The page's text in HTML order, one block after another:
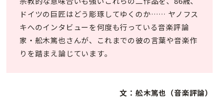
ドイツの巨匠はどう彫琢してゆくのか…… ヤノフス
キへのインタビューを何度も行っている音楽評論
家・舩木篤也さんが、これまでの彼の言葉や音楽作
りを踏まえ論じています。
文：舩木篤也（音楽評論）